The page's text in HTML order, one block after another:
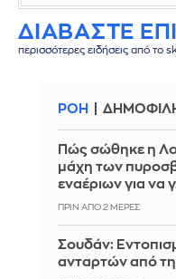
ΔΙΑΒΑΣΤΕ
περισσότερες ειδήσεις από το
ΡΟΗ
Πώς σώθηκε η
μάχη των
εναέριων για να
ΠΡΙΝ ΑΠΌ 2 ΜΈΡΕΣ
Σουδάν:
ανταρτών από